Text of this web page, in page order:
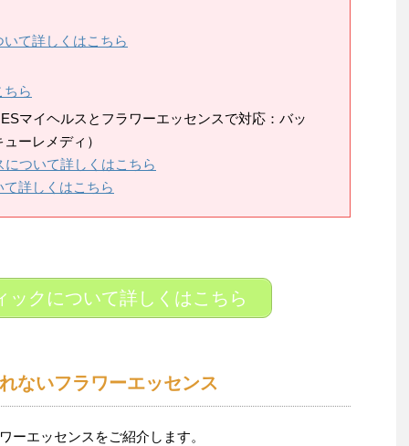
て詳しくはこちら
ちら
マイヘルスとフラワーエッセンスで対応：バッ
ーレメディ）
ついて詳しくはこちら
詳しくはこちら
クについて詳しくはこちら
ないフラワーエッセンス
ーエッセンスをご紹介します。